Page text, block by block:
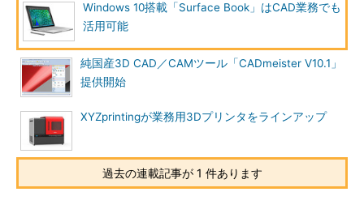
Windows 10搭載「Surface Book」はCAD業務でも
活用可能
純国産3D CAD／CAMツール「CADmeister V10.1」
提供開始
XYZprintingが業務用3Dプリンタをラインアップ
過去の連載記事が 1 件あります